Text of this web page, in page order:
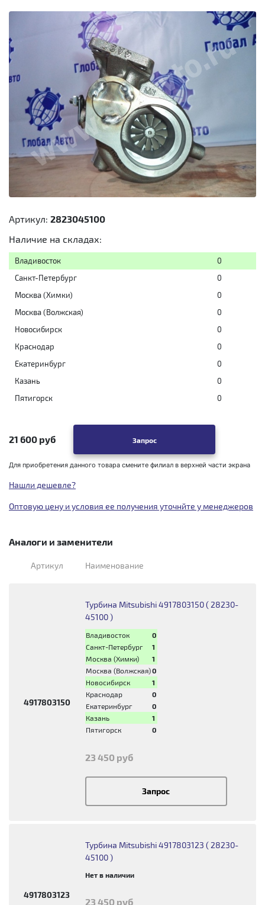
Артикул: 2823045100
Наличие на складах:
Владивосток
0
Санкт-Петербург
0
Москва (Химки)
0
Москва (Волжская)
0
Новосибирск
0
Краснодар
0
Екатеринбург
0
Казань
0
Пятигорск
0
21 600 руб Запрос
Для приобретения данного товара смените филиал в верхней части экрана
Нашли дешевле?
Оптовую цену и условия ее получения уточнйте у менеджеров
Аналоги и заменители
Артикул Наименование
4917803150
Турбина Mitsubishi 4917803150 ( 28230-
45100 )
Владивосток
0
Санкт-Петербург
1
Москва (Химки)
1
Москва (Волжская)0
Новосибирск
1
Краснодар
0
Екатеринбург
0
Казань
1
Пятигорск
0
23 450 руб
Запрос
4917803123
Турбина Mitsubishi 4917803123 ( 28230-
45100 )
Нет в наличии
23 450 руб